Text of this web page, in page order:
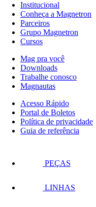
Institucional
Conheça a Magnetron
Parceiros
Grupo Magnetron
Cursos
Mag pra você
Downloads
Trabalhe conosco
Magnautas
Acesso Rápido
Portal de Boletos
Política de privacidade
Guia de referência
PEÇAS
LINHAS